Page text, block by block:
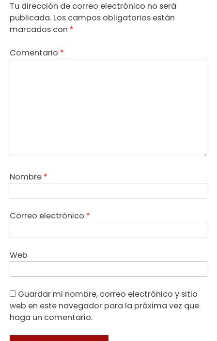
Tu dirección de correo electrónico no será
publicada. Los campos obligatorios están
marcados con *
Comentario *
Nombre *
Correo electrónico *
Web
Guardar mi nombre, correo electrónico y sitio
web en este navegador para la próxima vez que
haga un comentario.